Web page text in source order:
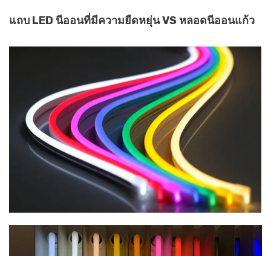
แถบ LED นีออนที่มีความยืดหยุ่น VS หลอดนีออนแก้ว